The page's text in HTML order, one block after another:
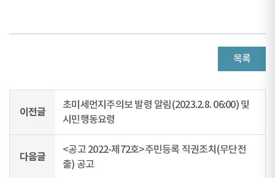
목록
이전글
초미세먼지주의보 발령 알림(2023.2.8. 06:00) 및
시민행동요령
다음글
<공고 2022-제72호>주민등록 직권조치(무단전
출) 공고